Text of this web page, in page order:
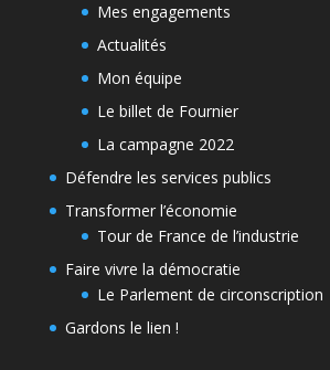
Mes engagements
Actualités
Mon équipe
Le billet de Fournier
La campagne 2022
Défendre les services publics
Transformer l’économie
Tour de France de l’industrie
Faire vivre la démocratie
Le Parlement de circonscription
Gardons le lien !